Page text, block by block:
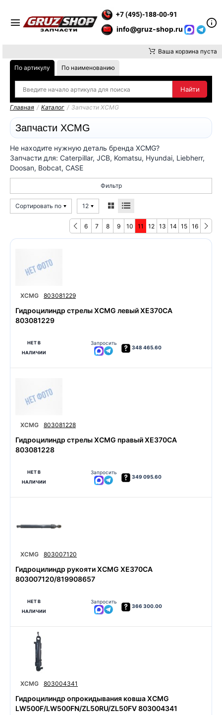
+7 (495)-188-00-91
info@gruz-shop.ru
Ваша корзина пуста
По артикулу По наименованию
Главная / Каталог / Запчасти XCMG
Запчасти XCMG
Не находите нужную деталь бренда XCMG?
Запчасти для: Caterpillar, JCB, Komatsu, Hyundai, Liebherr,
Doosan, Bobcat, CASE
Фильтр
Сортировать по 12
6 7 8 9 10 11 12 13 14 15 16
XCMG 803081229
Гидроцилиндр стрелы XCMG левый XE370CA
803081229
НЕТ В
НАЛИЧИИ
Запросить
348 465.60
XCMG 803081228
Гидроцилиндр стрелы XCMG правый XE370CA
803081228
НЕТ В
НАЛИЧИИ
Запросить
349 095.60
XCMG 803007120
Гидроцилиндр рукояти XCMG XE370CA
803007120/819908657
НЕТ В
НАЛИЧИИ
Запросить
366 300.00
XCMG 803004341
Гидроцилиндр опрокидывания ковша XCMG
LW500F/LW500FN/ZL50RU/ZL50FV 803004341